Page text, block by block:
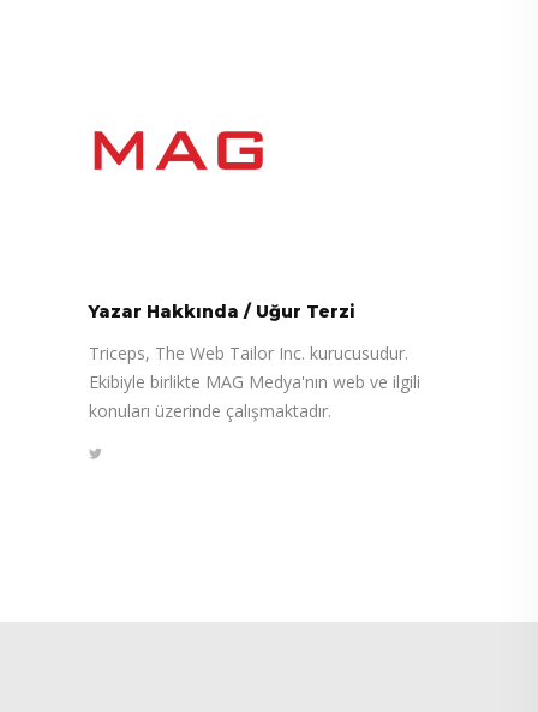
Yazar Hakkında / Uğur Terzi
Triceps, The Web Tailor Inc. kurucusudur.
Ekibiyle birlikte MAG Medya'nın web ve ilgili
konuları üzerinde çalışmaktadır.